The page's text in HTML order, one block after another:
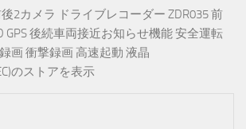
2カメラ ドライブレコーダー ZDR035 前
GPS 後続車両接近お知らせ機能 安全運転
画 衝撃録画 高速起動 液晶
のストアを表示